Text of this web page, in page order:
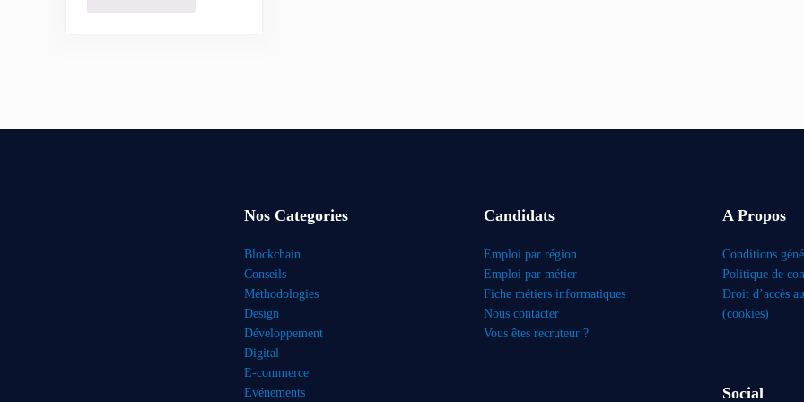
Nos Categories
Blockchain
Conseils
Méthodologies
Design
Développement
Digital
E-commerce
Evénements
Candidats
Emploi par région
Emploi par métier
Fiche métiers informatiques
Nous contacter
Vous êtes recruteur ?
A Propos
Conditions
Politique de
Droit d’accès
(cookies)
Social